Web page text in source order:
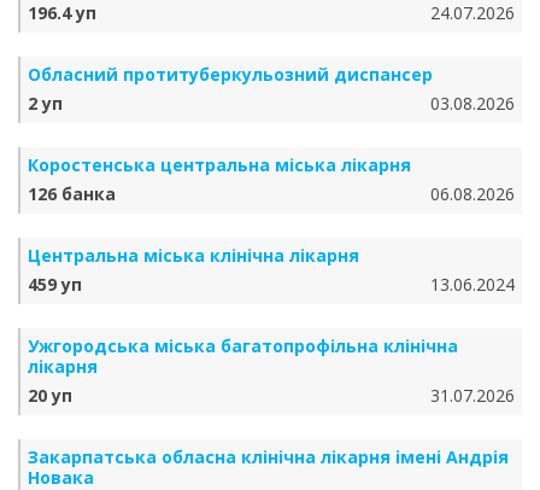
196.4 уп
24.07.2026
Обласний протитуберкульозний диспансер
2 уп
03.08.2026
Коростенська центральна міська лікарня
126 банка
06.08.2026
Центральна міська клінічна лікарня
459 уп
13.06.2024
Ужгородська міська багатопрофільна клінічна
лікарня
20 уп
31.07.2026
Закарпатська обласна клінічна лікарня імені Андрія
Новака